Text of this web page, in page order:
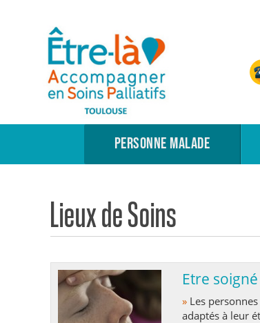
Etre-Là – ASP Toulouse
PERSONNE MALADE
Lieux de Soins
Etre
»
adaptés à leur